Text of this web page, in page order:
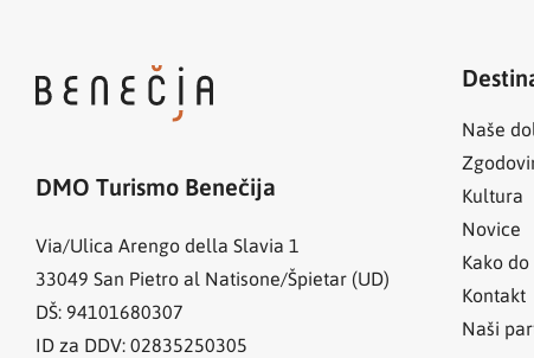
DMO Turismo Benečija
Via/Ulica Arengo della Slavia 1
33049 San Pietro al Natisone/Špietar (UD)
DŠ: 94101680307
ID za DDV: 02835250305
Naše
Kultura
Novice
Kako do
Kontakt
Naši